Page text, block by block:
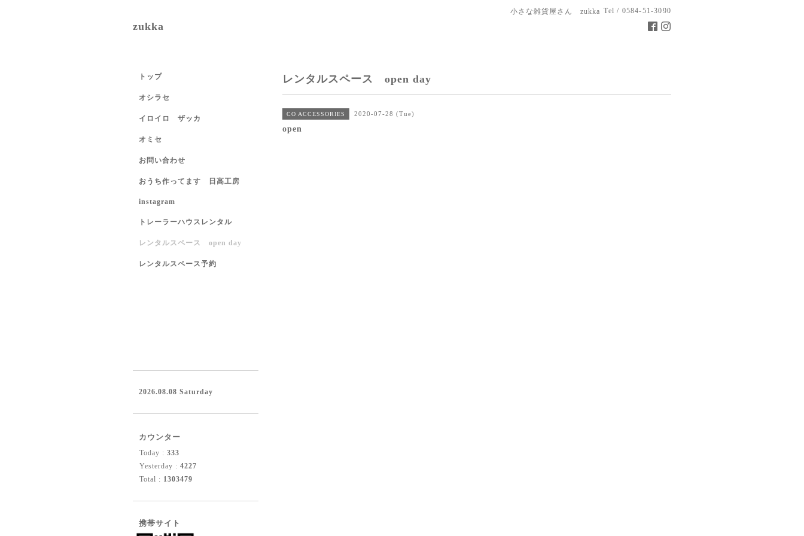
小さな雑貨屋さん zukka Tel / 0584-51-3090
zukka
レンタルスペース open day
CO ACCESSORIES 2020-07-28 (Tue)
open
トップ
オシラセ
イロイロ ザッカ
オミセ
お問い合わせ
おうち作ってます 日高工房
instagram
トレーラーハウスレンタル
レンタルスペース open day
レンタルスペース予約
2026.08.08 Saturday
カウンター
Today : 333
Yesterday : 4227
Total : 1303479
携帯サイト